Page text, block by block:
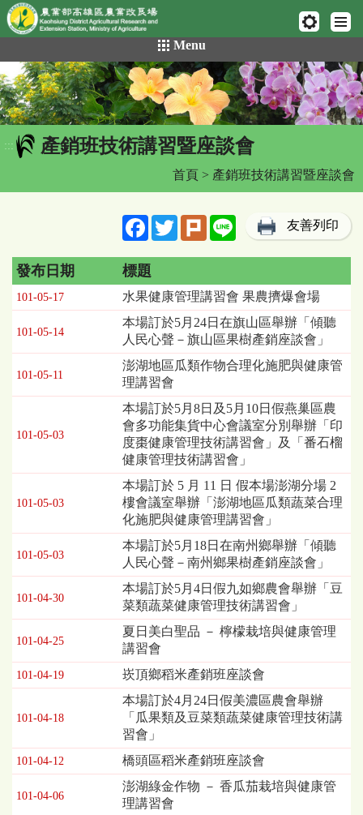
網頁置頂
到
主
要
內
容
區
Menu
::: 產銷班技術講習暨座談會
首頁 > 產銷班技術講習暨座談會
FacebookTwitterPlurk Line 友善列印
產
銷
班
講
習
座
表，
位
為：
發
期、
標
題
發布日期 標題
101-05-17 水果健康管理講習會 果農擠爆會場
101-05-14
本場訂於5月24日在旗山區舉辦「傾聽
人民心聲－旗山區果樹產銷座談會」
101-05-11
澎湖地區瓜類作物合理化施肥與健康管
理講習會
101-05-03
本場訂於5月8日及5月10日假燕巢區農
會多功能集貨中心會議室分別舉辦「印
度棗健康管理技術講習會」及「番石榴
健康管理技術講習會」
101-05-03
本場訂於 5 月 11 日 假本場澎湖分場 2
樓會議室舉辦「澎湖地區瓜類蔬菜合理
化施肥與健康管理講習會」
101-05-03
本場訂於5月18日在南州鄉舉辦「傾聽
人民心聲－南州鄉果樹產銷座談會」
101-04-30
本場訂於5月4日假九如鄉農會舉辦「豆
菜類蔬菜健康管理技術講習會」
101-04-25
夏日美白聖品 － 檸檬栽培與健康管理
講習會
101-04-19 崁頂鄉稻米產銷班座談會
101-04-18
本場訂於4月24日假美濃區農會舉辦
「瓜果類及豆菜類蔬菜健康管理技術講
習會」
101-04-12 橋頭區稻米產銷班座談會
101-04-06
澎湖綠金作物 － 香瓜茄栽培與健康管
理講習會